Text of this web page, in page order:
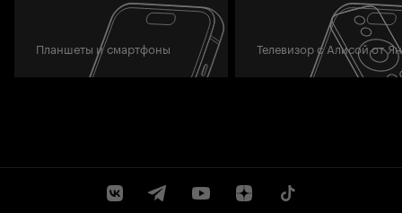
Планшеты и смартфоны Телевизор с Алисой от